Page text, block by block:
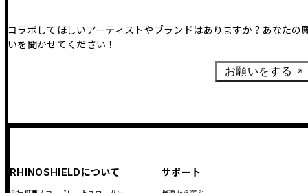
コラボしてほしいアーティストやブランドはありますか？あなたの
いを聞かせてください！
お願いをする
RHINOSHIELDについて サポート